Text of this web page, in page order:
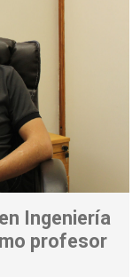
Ingeniería
profesor